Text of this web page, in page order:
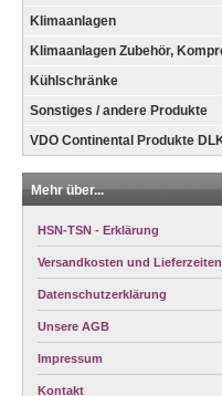
Klimaanlagen
Klimaanlagen Zubehör,
Kühlschränke
Sonstiges / andere Produkte
VDO Continental Produkte
Mehr über...
HSN-TSN - Erklärung
Versandkosten und Lieferzeiten
Datenschutzerklärung
Unsere AGB
Impressum
Kontakt